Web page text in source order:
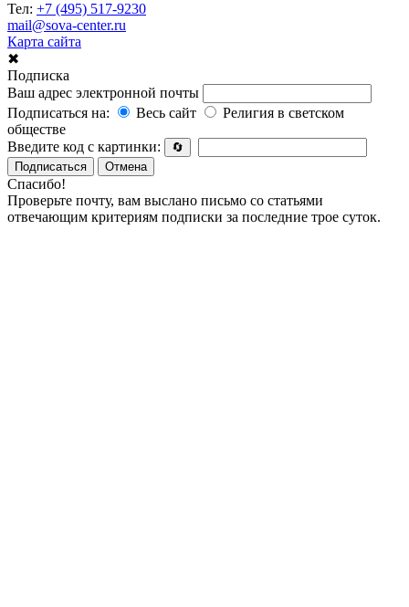
Тел: +7 (495) 517-9230
mail@sova-center.ru
Карта сайта
✖
Подписка
Ваш адрес электронной почты
Подписаться на:
Весь сайт
Религия в светском
обществе
Введите код с картинки:
🔄
Подписаться
Отмена
Спасибо!
Проверьте почту, вам выслано письмо со статьями
отвечающим критериям подписки за последние трое суток.